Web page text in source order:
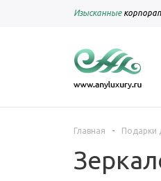
Изысканные
Главная - Подарки